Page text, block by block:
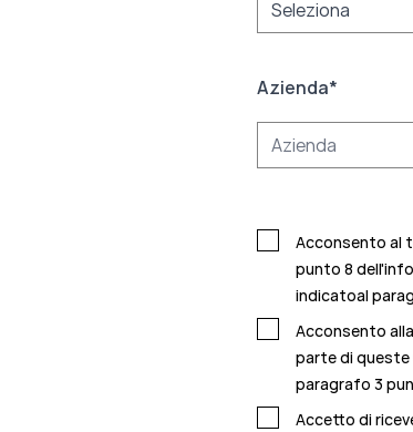
Azienda*
Acconsento al
punto 8
indicatoal
Acconsento
parte di queste
paragrafo 3
Accetto di